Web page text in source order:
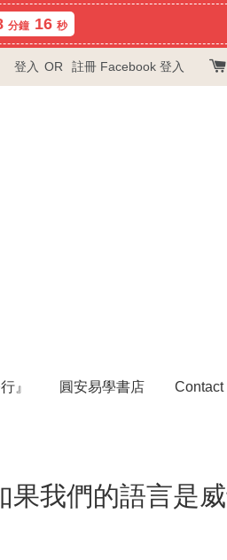
分鐘 15 秒
登入 OR 註冊 Facebook 登入
』 圓安易學書店 Contact
果我們的語言是